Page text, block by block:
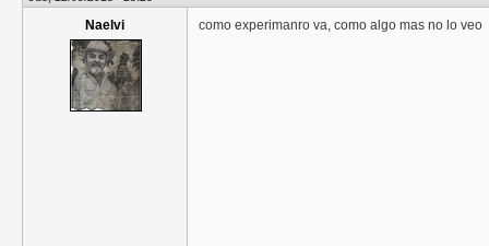
Naelvi como experimanro va, como algo mas no lo veo